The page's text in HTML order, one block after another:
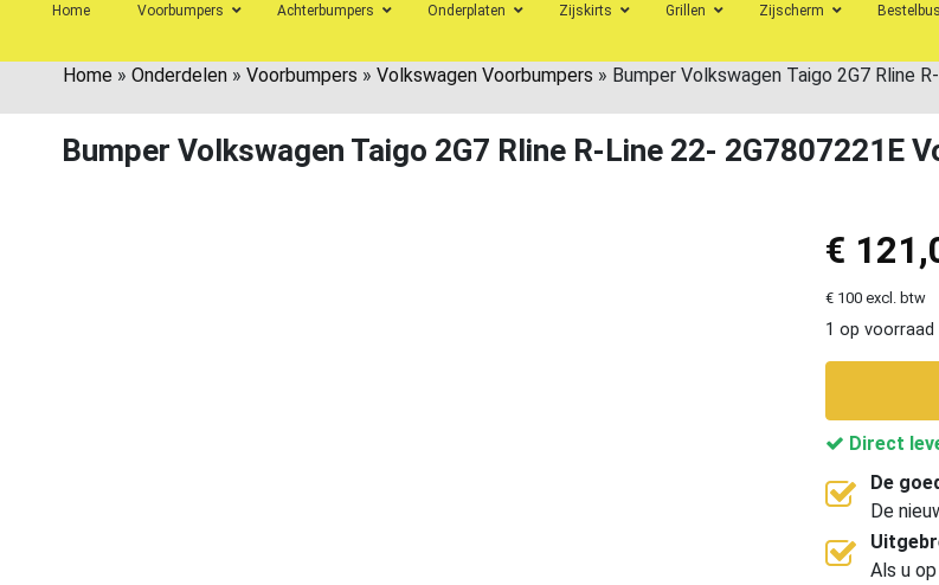
Home Voorbumpers Achterbumpers Onderplaten Zijskirts Grillen Zijscherm Bestelbus
Home » Onderdelen » Voorbumpers » Volkswagen Voorbumpers » Bumper Volkswagen Taigo 2G7 Rline
Bumper Volkswagen Taigo 2G7 Rline R-Line 22- 2G7807221E
€
€ 100 excl. btw
1 op voorraad
Direct
De
De
Als u